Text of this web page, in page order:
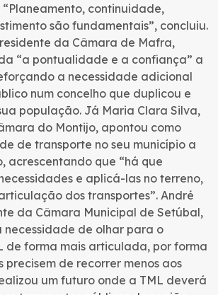
continuidade,
são fundamentais”, concluiu.
da Câmara de Mafra,
“a pontualidade e a confiança” a
a necessidade adicional
num concelho que duplicou e
população. Já Maria Clara Silva,
do Montijo, apontou como
de transporte no seu município a
acrescentando que “há que
e aplicá-las no terreno,
dos transportes”. André
da Câmara Municipal de Setúbal,
de olhar para o
de forma mais articulada, por forma
precisem de recorrer menos aos
um futuro onde a TML deverá